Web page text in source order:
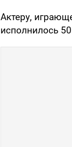
Актеру,
исполнилось